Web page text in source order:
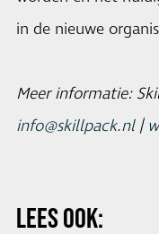
in de nieuwe
Meer informatie:
info@skillpack.nl|
LEES OOK: